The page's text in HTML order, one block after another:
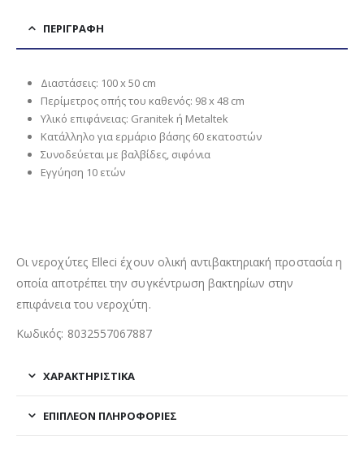
ΠΕΡΙΓΡΑΦΉ
Διαστάσεις: 100 x 50 cm
Περίμετρος οπής του καθενός: 98 x 48 cm
Υλικό επιφάνειας: Granitek ή Metaltek
Κατάλληλο για ερμάριο βάσης 60 εκατοστών
Συνοδεύεται με βαλβίδες, σιφόνια
Εγγύηση 10 ετών
Οι νεροχύτες Elleci έχουν ολική αντιβακτηριακή προστασία η
οποία αποτρέπει την συγκέντρωση βακτηρίων στην
επιφάνεια του νεροχύτη.
Κωδικός: 8032557067887
ΧΑΡΑΚΤΗΡΙΣΤΙΚΑ
ΕΠΙΠΛΈΟΝ ΠΛΗΡΟΦΟΡΊΕΣ